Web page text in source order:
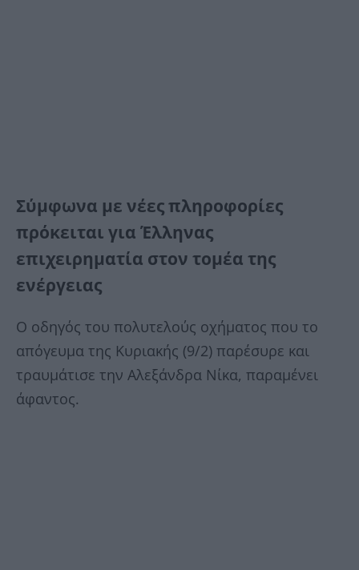
Σύμφωνα με νέες πληροφορίες
πρόκειται για Έλληνας
επιχειρηματία στον τομέα της
ενέργειας
Ο οδηγός του πολυτελούς οχήματος που το
απόγευμα της Κυριακής (9/2) παρέσυρε και
τραυμάτισε την Αλεξάνδρα Νίκα, παραμένει
άφαντος.